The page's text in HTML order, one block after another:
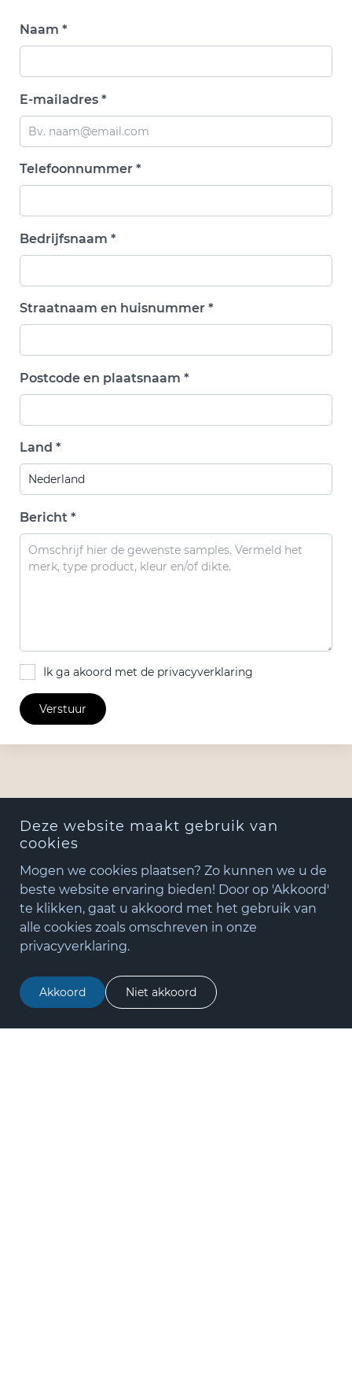
Deze website maakt gebruik van
cookies
Mogen we cookies plaatsen? Zo kunnen we u de
beste website ervaring bieden! Door op 'Akkoord'
te klikken, gaat u akkoord met het gebruik van
alle cookies zoals omschreven in onze
privacyverklaring.
Akkoord Niet akkoord
+31(0)348 - 75 06 82
matude@matude.nl
zoeken
Naam *
E-mailadres *
Telefoonnummer *
Bedrijfsnaam *
Straatnaam en huisnummer *
Postcode en plaatsnaam *
Land *
Bericht *
Ik ga akoord met de privacyverklaring
Verstuur